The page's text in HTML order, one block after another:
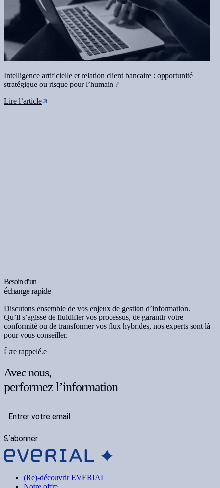
Intelligence artificielle et relation client bancaire : opportunité
stratégique ou risque pour l’humain ?
Lire l’article
Besoin d’un
échange rapide
Discutons ensemble de vos enjeux de gestion d’information.
Qu’il s’agisse de fluidifier vos processus, de garantir votre
conformité ou de transformer vos flux hybrides, nos experts sont là
pour vous conseiller.
Être rappelé.e
Avec nous,
performez l’information
S'abonner
(Re)-découvrir EVERIAL